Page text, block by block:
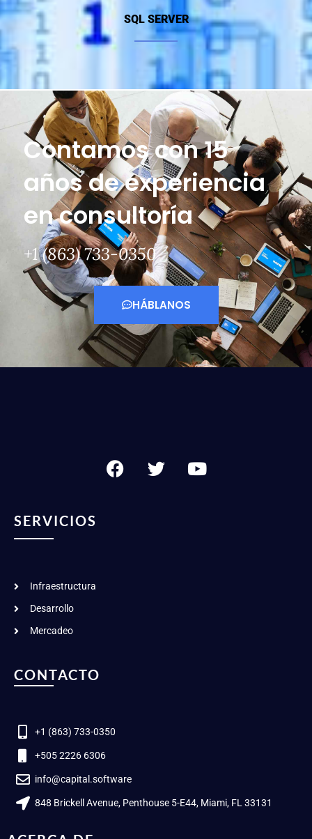
SQL SERVER
Contamos con 15
años de experiencia
en consultoría
+1 (863) 733-0350
HÁBLANOS
SERVICIOS
Infraestructura
Desarrollo
Mercadeo
CONTACTO
+1 (863) 733-0350
+505 2226 6306
info@capital.software
848 Brickell Avenue, Penthouse 5-E44, Miami, FL 33131